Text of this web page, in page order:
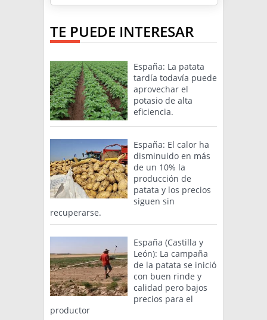
TE PUEDE INTERESAR
España: La patata
tardía todavía puede
aprovechar el
potasio de alta
eficiencia.
España: El calor ha
disminuido en más
de un 10% la
producción de
patata y los precios
siguen sin
recuperarse.
España (Castilla y
León): La campaña
de la patata se inició
con buen rinde y
calidad pero bajos
precios para el
productor